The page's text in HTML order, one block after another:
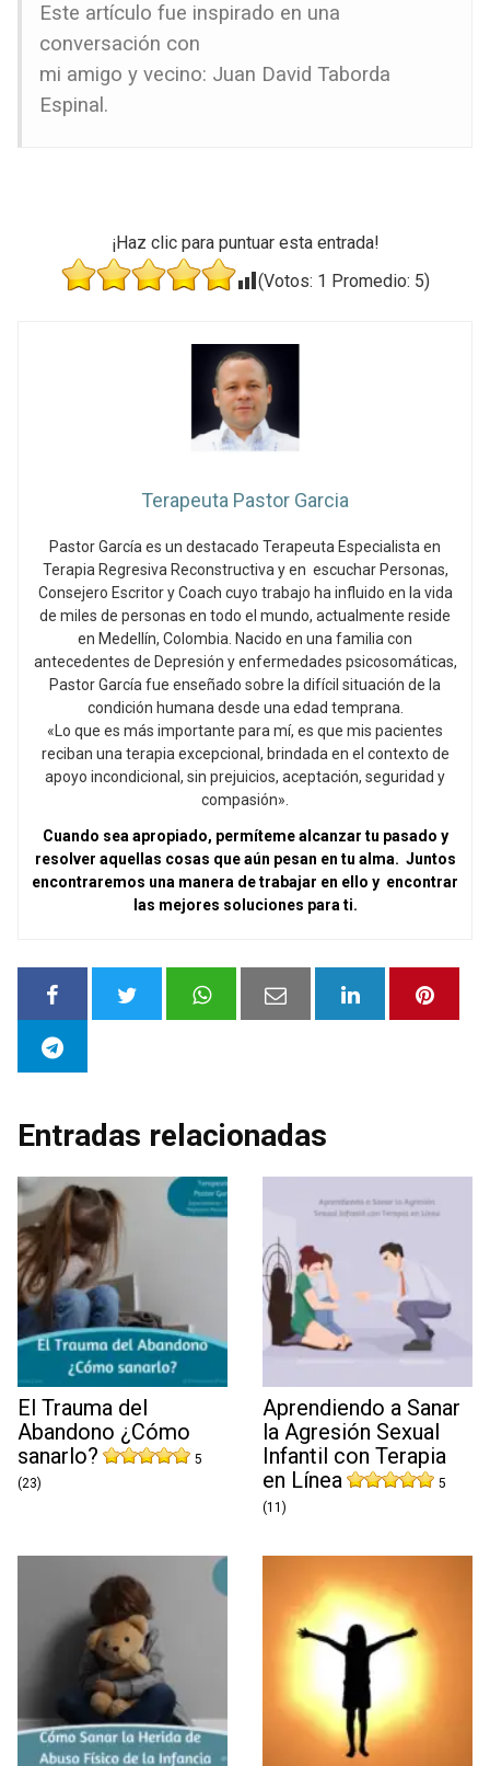
Este artículo fue inspirado en una
conversación con
mi amigo y vecino: Juan David Taborda
Espinal.
¡Haz clic para puntuar esta entrada!
(Votos: 1 Promedio: 5)
Terapeuta Pastor Garcia
Pastor García es un destacado Terapeuta Especialista en
Terapia Regresiva Reconstructiva y en escuchar Personas,
Consejero Escritor y Coach cuyo trabajo ha influido en la vida
de miles de personas en todo el mundo, actualmente reside
en Medellín, Colombia. Nacido en una familia con
antecedentes de Depresión y enfermedades psicosomáticas,
Pastor García fue enseñado sobre la difícil situación de la
condición humana desde una edad temprana.
«Lo que es más importante para mí, es que mis pacientes
reciban una terapia excepcional, brindada en el contexto de
apoyo incondicional, sin prejuicios, aceptación, seguridad y
compasión».
Cuando sea apropiado, permíteme alcanzar tu pasado y
resolver aquellas cosas que aún pesan en tu alma. Juntos
encontraremos una manera de trabajar en ello y encontrar
las mejores soluciones para ti.
Entradas relacionadas
El Trauma del
Abandono ¿Cómo
sanarlo?
5
(23)
Aprendiendo a Sanar
la Agresión Sexual
Infantil con Terapia
en Línea
5
(11)